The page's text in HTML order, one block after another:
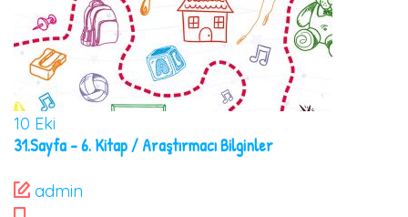
10 Eki
31.Sayfa – 6. Kitap / Araştırmacı Bilginler
admin